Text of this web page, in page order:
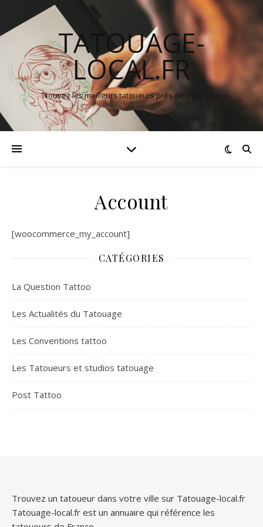
TATOUAGE-
LOCAL.FR
Trouvez les meilleurs tatoueurs prés de chez vous
Account
[woocommerce_my_account]
CATÉGORIES
La Question Tattoo
Les Actualités du Tatouage
Les Conventions tattoo
Les Tatoueurs et studios tatouage
Post Tattoo
Trouvez un tatoueur dans votre ville sur Tatouage-local.fr
Tatouage-local.fr est un annuaire qui référence les